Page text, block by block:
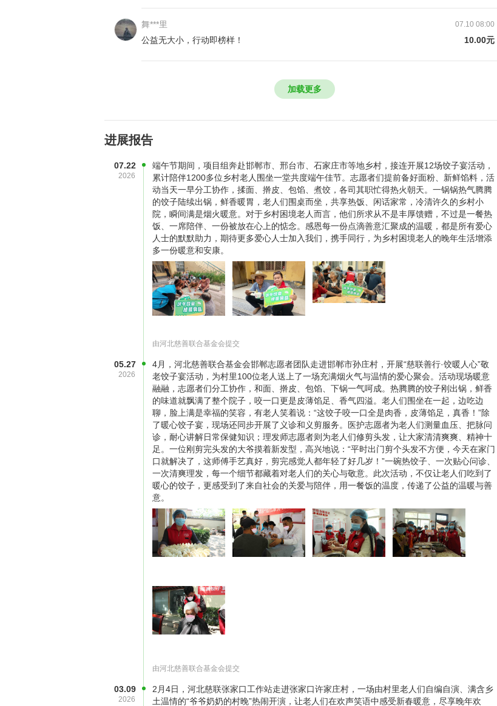
每逢端午节、中秋节、重阳节、春节、元宵节等重要节日，暖巢食堂还会举办丰富多彩的
主题活动，并组织剪发、义诊等志愿服务，为老人们提供更多的关怀和便利。还能经常和
老伙伴见见面，下下棋、聊聊天，集用餐与文娱活动于一体的“晚美空间”。
舞***里 07.10 08:00
公益无大小，行动即榜样！ 10.00元
加载更多
进展报告
07.22
2026
端午节期间，项目组奔赴邯郸市、邢台市、石家庄市等地乡村，接连开展12场饺子宴活动，
累计陪伴1200多位乡村老人围坐一堂共度端午佳节。志愿者们提前备好面粉、新鲜馅料，活
动当天一早分工协作，揉面、擀皮、包馅、煮饺，各司其职忙得热火朝天。一锅锅热气腾腾
的饺子陆续出锅，鲜香暖胃，老人们围桌而坐，共享热饭、闲话家常，冷清许久的乡村小
院，瞬间满是烟火暖意。对于乡村困境老人而言，他们所求从不是丰厚馈赠，不过是一餐热
饭、一席陪伴、一份被放在心上的惦念。感恩每一份点滴善意汇聚成的温暖，都是所有爱心
人士的默默助力，期待更多爱心人士加入我们，携手同行，为乡村困境老人的晚年生活增添
多一份暖意和安康。
由河北慈善联合基金会提交
05.27
2026
4月，河北慈善联合基金会邯郸志愿者团队走进邯郸市孙庄村，开展“慈联善行·饺暖人心”敬
老饺子宴活动，为村里100位老人送上了一场充满烟火气与温情的爱心聚会。活动现场暖意
融融，志愿者们分工协作，和面、擀皮、包馅、下锅一气呵成。热腾腾的饺子刚出锅，鲜香
的味道就飘满了整个院子，咬一口更是皮薄馅足、香气四溢。老人们围坐在一起，边吃边
聊，脸上满是幸福的笑容，有老人笑着说：“这饺子咬一口全是肉香，皮薄馅足，真香！”除
了暖心饺子宴，现场还同步开展了义诊和义剪服务。医护志愿者为老人们测量血压、把脉问
诊，耐心讲解日常保健知识；理发师志愿者则为老人们修剪头发，让大家清清爽爽、精神十
足。一位刚剪完头发的大爷摸着新发型，高兴地说：“平时出门剪个头发不方便，今天在家门
口就解决了，这师傅手艺真好，剪完感觉人都年轻了好几岁！”一碗热饺子、一次贴心问诊、
一次清爽理发，每一个细节都藏着对老人们的关心与敬意。此次活动，不仅让老人们吃到了
暖心的饺子，更感受到了来自社会的关爱与陪伴，用一餐饭的温度，传递了公益的温暖与善
意。
由河北慈善联合基金会提交
03.09
2026
2月4日，河北慈联张家口工作站走进张家口许家庄村，一场由村里老人们自编自演、满含乡
土温情的“爷爷奶奶的村晚”热闹开演，让老人们在欢声笑语中感受新春暖意，尽享晚年欢